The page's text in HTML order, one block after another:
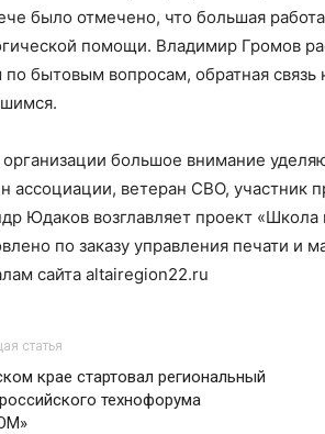
было отмечено, что большая
помощи. Владимир Громов
по бытовым вопросам, обратная
большое внимание
ассоциации, ветеран СВО, участник
Юдаков возглавляет проект «Школа
по заказу управления печати и
сайта altairegion22.ru
статья
крае стартовал региональный
технофорума